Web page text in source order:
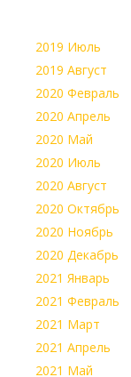
2019 Июль
2019 Август
2020 Февраль
2020 Апрель
2020 Май
2020 Июль
2020 Август
2020 Октябрь
2020 Ноябрь
2020 Декабрь
2021 Январь
2021 Февраль
2021 Март
2021 Апрель
2021 Май